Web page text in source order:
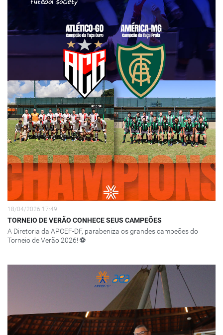
18/04/2026 17:49
TORNEIO DE VERÃO CONHECE SEUS CAMPEÕES
A Diretoria da APCEF-DF, parabeniza os grandes campeões do
Torneio de Verão 2026! ⚽